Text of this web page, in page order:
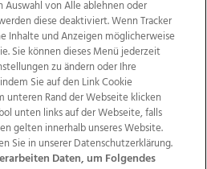
Kontakt
Jobs
AGB Anzeigekunden
Politische Werbung
von Alle ablehnen oder
diese deaktiviert. Wenn Tracker
Inhalte und Anzeigen möglicherweise
Sie können dieses Menü jederzeit
zu ändern oder Ihre
Sie auf den Link Cookie
unteren Rand der Webseite klicken
unten links auf der Webseite, falls
gelten innerhalb unseres Website.
Sie in unserer Datenschutzerklärung.
Daten, um Folgendes